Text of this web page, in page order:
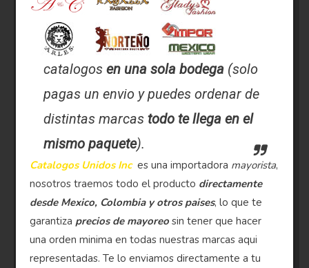
catalogosen una sola bodega (solo
pagas un envio y puedes ordenar de
distintas marcas todo te llega en el
mismo paquete).
Catalogos Unidos Inc es una importadora mayorista,
nosotros traemos todo el producto directamente
desde Mexico, Colombia y otros paises, lo que te
garantiza precios de mayoreo sin tener que hacer
una orden minima en todas nuestras marcas aqui
representadas. Te lo enviamos directamente a tu